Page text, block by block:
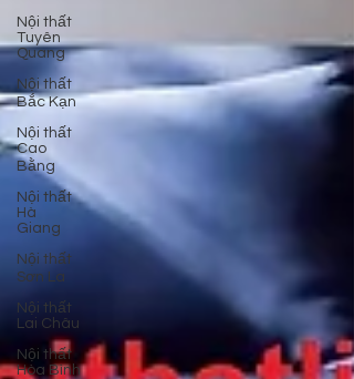
Nội thất
Tuyên
Quang
Nội thất
Bắc Kạn
Nội thất
Cao
Bằng
Nội thất
Hà
Giang
Nội thất
Sơn La
Nội thất
Lai Châu
Nội thất
Hòa Bình